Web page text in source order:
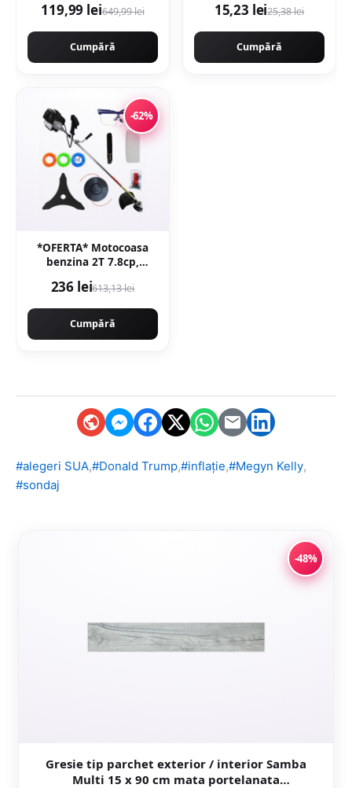
119,99 lei649,99 lei
Cumpără
15,23 lei25,38 lei
Cumpără
-62%
*OFERTA* Motocoasa
benzina 2T 7.8cp,
accesorii incluse,
236 lei613,13 lei
Cumpără
#alegeri SUA,#Donald Trump,#inflație,#Megyn Kelly,
#sondaj
-48%
Gresie tip parchet exterior / interior Samba
Multi 15 x 90 cm mata portelanata